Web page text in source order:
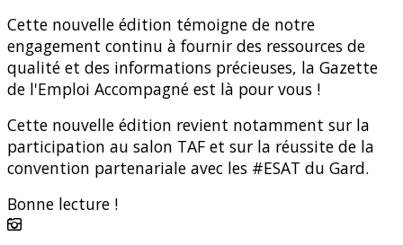
Cette nouvelle édition témoigne de notre
engagement continu à fournir des ressources de
qualité et des informations précieuses, la Gazette
de l'Emploi Accompagné est là pour vous !
Cette nouvelle édition revient notamment sur la
participation au salon TAF et sur la réussite de la
convention partenariale avec les #ESAT du Gard.
Bonne lecture !